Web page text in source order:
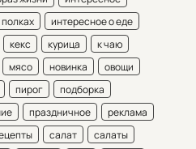
интересное о еде
кекс курица
к чаю
мясо новинка
овощи
пирог
подборка
праздничное
реклама
салат
салаты